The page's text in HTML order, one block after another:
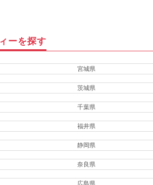
ーを探す
宮城県
茨城県
千葉県
福井県
静岡県
奈良県
広島県